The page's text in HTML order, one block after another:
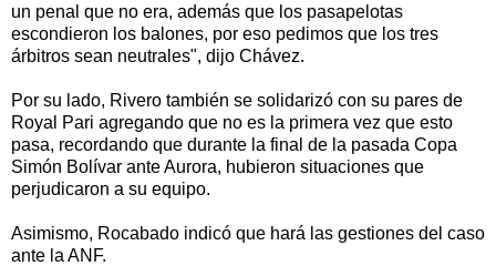
un penal que no era, además que los pasapelotas
escondieron los balones, por eso pedimos que los tres
árbitros sean neutrales", dijo Chávez.
Por su lado, Rivero también se solidarizó con su pares de
Royal Pari agregando que no es la primera vez que esto
pasa, recordando que durante la final de la pasada Copa
Simón Bolívar ante Aurora, hubieron situaciones que
perjudicaron a su equipo.
Asimismo, Rocabado indicó que hará las gestiones del caso
ante la ANF.